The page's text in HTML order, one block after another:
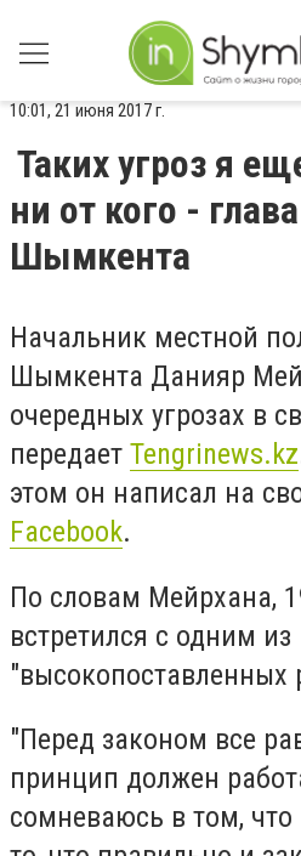
10:01, 21 июня 2017 г.
Таких угроз я
ни от кого -
Шымкента
Начальник местной
Шымкента Данияр
очередных угрозах в
передает Tengrinews.kz
этом он написал на
Facebook.
По словам Мейрхана,
встретился с одним из
"высокопоставленных
"Перед законом все
принцип должен
сомневаюсь в том, что